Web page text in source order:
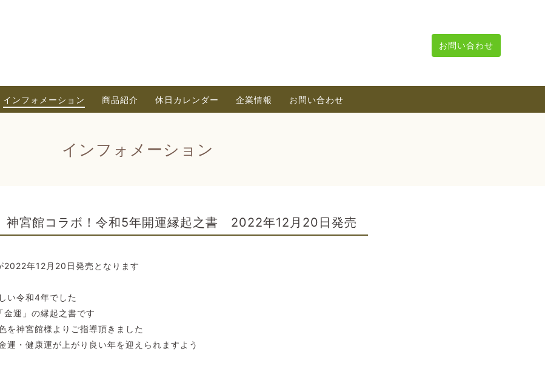
お問い合わせ
インフォメーション 商品紹介 休日カレンダー 企業情報 お問い合わせ
インフォメーション
神宮館コラボ！令和5年開運縁起之書 2022年12月20日発売
2022年12月20日発売となります
い令和4年でした
運」の縁起之書です
を神宮館様よりご指導頂きました
運・健康運が上がり良い年を迎えられますよう